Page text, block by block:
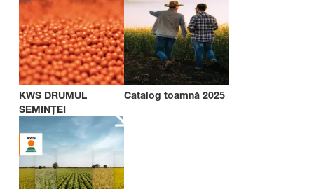
KWS DRUMUL
SEMINȚEI
Catalog toamnă 2025